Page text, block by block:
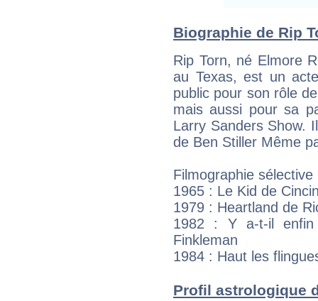
Biographie de Rip
Rip Torn, né Elmore
au Texas, est un
public pour son rôle
mais aussi pour sa
Larry Sanders Show.
de Ben Stiller Même
Filmographie sélective
1965 : Le Kid de
1979 : Heartland de
1982 : Y a-t-il
Finkleman
1984 : Haut les
Profil astrologique